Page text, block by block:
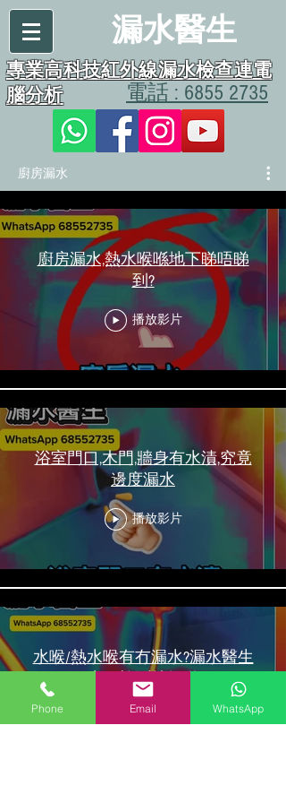
漏水醫生
電話 : 6855 2735
專業高科技紅外線漏水檢查連電
腦分析
廚房漏水
廚房漏水,熱水喉喺地下睇唔睇
到?
播放影片
浴室門口,木門,牆身有水漬,究竟
邊度漏水
播放影片
水喉/熱水喉有冇漏水?漏水醫生
水一檢測就知道
播放影片
Phone Email WhatsApp